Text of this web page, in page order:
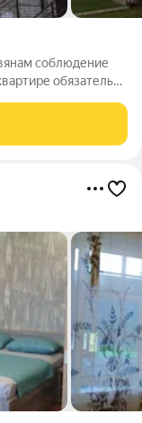
соблюдение
обязательно